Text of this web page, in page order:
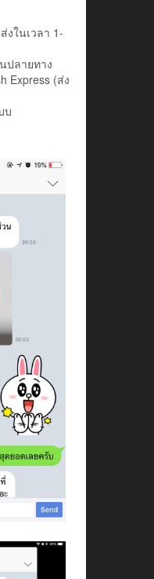
งในเวลา 1-
ปลายทาง
Express (ส่ง
บ